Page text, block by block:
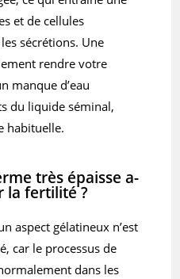
et de cellules
sécrétions. Une
rendre votre
manque d’eau
du liquide séminal,
habituelle.
très épaisse a-
la fertilité ?
aspect gélatineux n’est
car le processus de
dans les